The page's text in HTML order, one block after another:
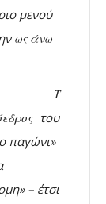
μενού
ως άνω
Τ
του
παγώνι»
– έτσι